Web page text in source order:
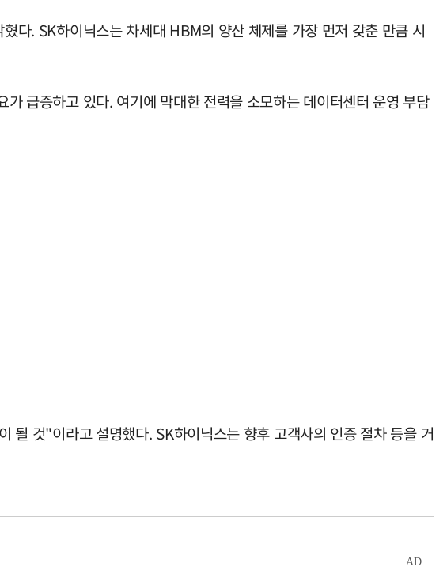
다. SK하이닉스는 차세대 HBM의 양산 체제를 가장 먼저 갖춘 만큼 시
급증하고 있다. 여기에 막대한 전력을 소모하는 데이터센터 운영 부담
것"이라고 설명했다. SK하이닉스는 향후 고객사의 인증 절차 등을 거